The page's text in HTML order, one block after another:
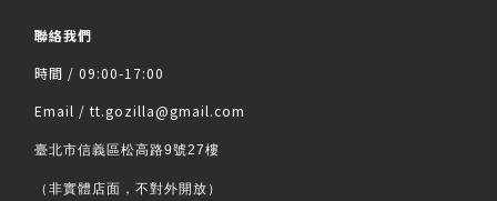
聯絡我們
時間 / 09:00-17:00
Email / tt.gozilla@gmail.com
臺北市信義區松高路9號27樓
（非實體店面，不對外開放）